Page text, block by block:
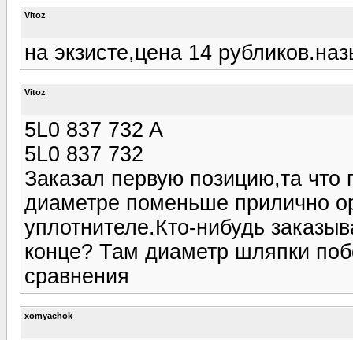
Vitoz
на экзисте,цена 14
Vitoz
5L0 837 732 A
5L0 837 732
Заказал первую позицию,та
диаметре поменьше прилично
уплотнителе.Кто-нибудь
конце? Там диаметр шляпки
сравнения
xomyachok